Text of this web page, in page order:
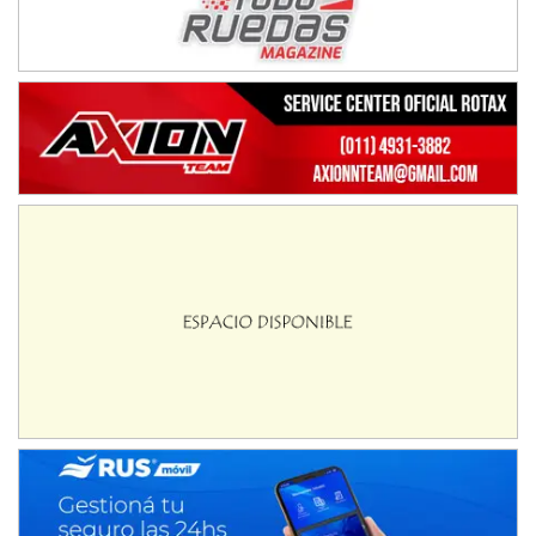
Ramiro Tot (Asfalto)
Baradero (Buenos Aires)
KDO - F6
Ciudad de Trenque Lauquen (Asfalto)
Trenque Lauquen (Buenos Aires)
Moto Club Reginense (Tierra)
Gral. E. Godoy (Río Negro)
CSK - F7